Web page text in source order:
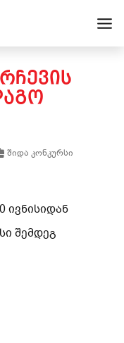
შიდა კონკურსი
ივნისიდან
შემდეგ